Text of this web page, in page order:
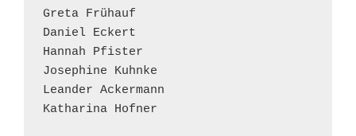
Greta Frühauf
Daniel Eckert
Hannah Pfister
Josephine Kuhnke
Leander Ackermann
Katharina Hofner